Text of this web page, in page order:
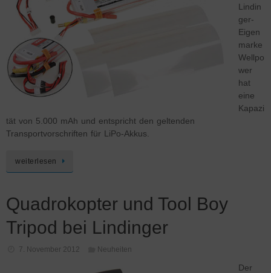
Lindin
ger-
Eigen
marke
Wellpo
wer
hat
eine
Kapazi
tät von 5.000 mAh und entspricht den geltenden
Transportvorschriften für LiPo-Akkus.
weiterlesen
Quadrokopter und Tool Boy
Tripod bei Lindinger
7. November 2012 Neuheiten
Der